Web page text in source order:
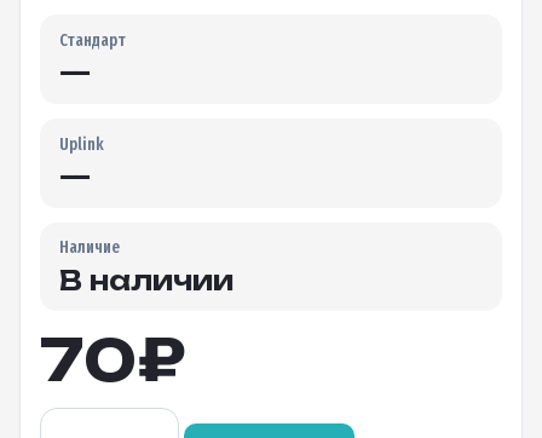
Стандарт
—
Uplink
—
Наличие
В наличии
70₽
Количество